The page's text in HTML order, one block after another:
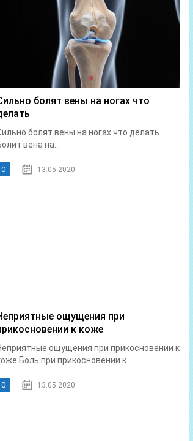
болят вены на ногах что
болят вены на ногах что делать
вена на...
0 13.05.2020
ощущения при
к коже
ощущения при прикосновении к
Боль при прикосновении к...
0 13.05.2020